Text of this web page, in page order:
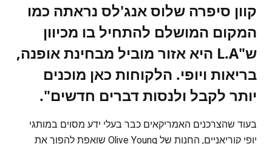
קוון סיפרה שלוס אנג'לס נראתה כמו
המקום המושלם להתחיל בו מכיוון
ש"L.A היא אזור מוביל מבחינת אופנה,
בריאות ויופי. הלקוחות כאן מוכנים
יותר לקבל ולנסות דברים חדשים".
בעוד שהצרכנים האמריקאים כבר בעלי ידע מסוים במותגי
יופי קוריאניים, החנות של Olive Young שואפת להפוך את